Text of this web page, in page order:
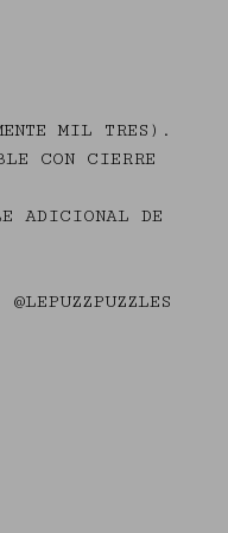
MIL TRES).
CON CIERRE
ADICIONAL DE